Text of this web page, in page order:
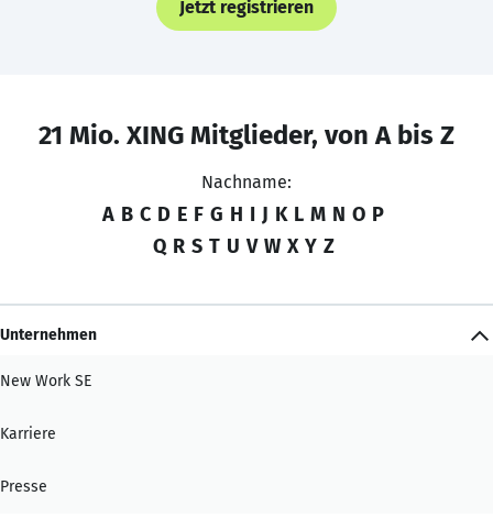
Jetzt registrieren
21 Mio. XING Mitglieder, von A bis Z
Nachname:
A B C D E F G H I J K L M N O P
Q R S T U V W X Y Z
Unternehmen
New Work SE
Karriere
Presse